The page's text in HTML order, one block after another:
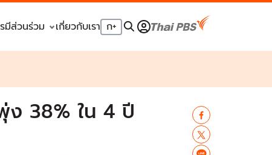
มีส่วนร่วม เกี่ยวกับเรา ก+
ง 38% ใน 4 ปี